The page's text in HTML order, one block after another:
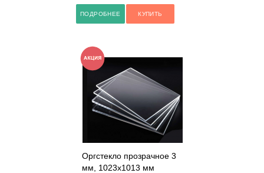
ПОДРОБНЕЕ КУПИТЬ
Оргстекло прозрачное 3
мм, 1023х1013 мм